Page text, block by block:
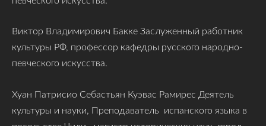
Виктор Владимирович Бакке Заслуженный работник
культуры РФ, профессор кафедры русского народно-
певческого искусства.
Хуан Патрисио Себастьян Куэвас Рамирес Деятель
культуры и науки, Преподаватель испанского языка в